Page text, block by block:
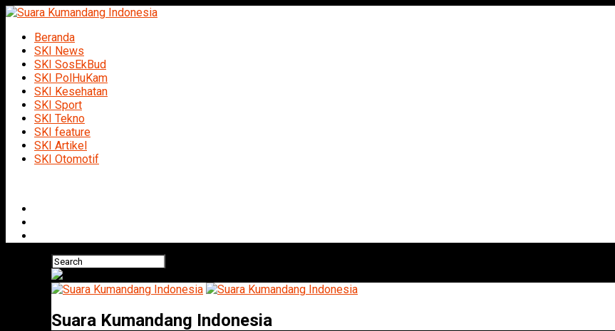
Beranda
SKI News
SKI SosEkBud
SKI PolHuKam
SKI Kesehatan
SKI Sport
SKI Tekno
SKI feature
SKI Artikel
SKI Otomotif
Suara Kumandang Indonesia